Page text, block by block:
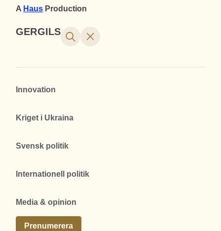
A Haus Production
GERGILS
Innovation
Kriget i Ukraina
Svensk politik
Internationell politik
Media & opinion
Prenumerera